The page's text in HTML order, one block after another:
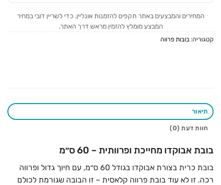
המחירים והמבצעים באתר תקפים להזמנות אונליין. כדי לשריין דובי במחיר
המבצע מומלץ להזמין מראש דרך האתר.
קטגוריה: בובות פרווה
תיאור
חוות דעת (0)
בובת אבוקדו מחייכת ופרוותית – 60 ס״מ
בובת כרית בצורת אבוקדו בגודל 60 ס״מ, עם חיוך גדול ופרווה
רכה. זו לא עוד בובת פרווה קלאסית – זו הבובה שגורמת לכולם